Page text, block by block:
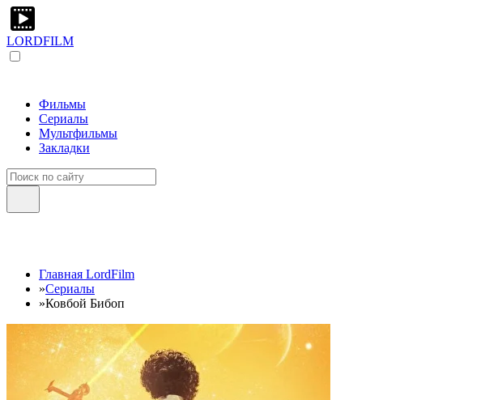
LORDFILM
Фильмы
Сериалы
Мультфильмы
Закладки
Главная LordFilm
»Сериалы
»Ковбой Бибоп